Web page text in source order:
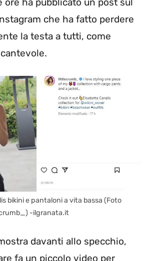
che ha fatto perdere
la testa a tutti, come
bikini e pantaloni a vita bassa (Foto
-ilgranata.it
davanti allo specchio,
fa un piccolo video per